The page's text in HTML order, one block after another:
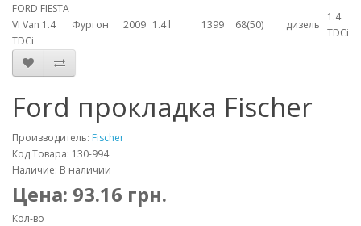
FORD FIESTA
VI Van 1.4
TDCi
Фургон 2009 1.4 l 1399 68(50) дизель
1.4
TDCi
Ford прокладка Fischer
Производитель: Fischer
Код Товара: 130-994
Наличие: В наличии
Цена: 93.16 грн.
Кол-во